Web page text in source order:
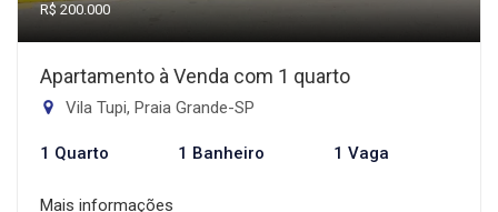
R$ 200.000
Apartamento à Venda com 1 quarto
Vila Tupi, Praia Grande-SP
1 Quarto 1 Banheiro 1 Vaga
Mais informações